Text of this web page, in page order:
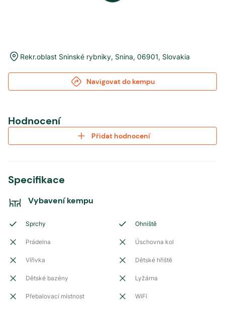
Rekr.oblast Sninské rybniky, Snina, 06901, Slovakia
Navigovat do kempu
Hodnocení
Přidat hodnocení
Specifikace
Vybavení kempu
Sprchy Ohniště
Prádelna Úschovna kol
Vířivka Dětské hřiště
Dětské bazény Lyžárna
Přebalovací místnost WiFi